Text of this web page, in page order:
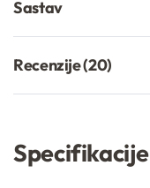
Sastav
Recenzije (20)
Specifikacije